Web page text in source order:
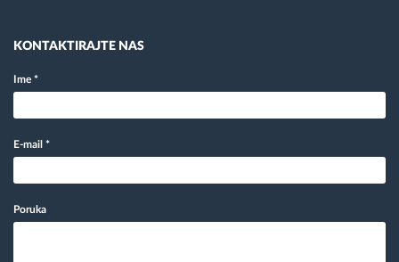
KONTAKTIRAJTE NAS
Ime *
E-mail *
Poruka